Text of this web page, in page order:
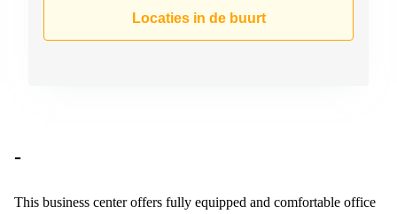
Kantoorruimte
Locaties in de buurt
-
This business center offers fully equipped and comfortable office